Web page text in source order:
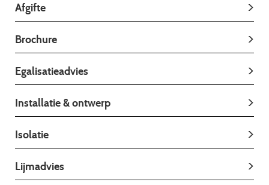
Afgifte
Brochure
Egalisatieadvies
Installatie & ontwerp
Isolatie
Lijmadvies